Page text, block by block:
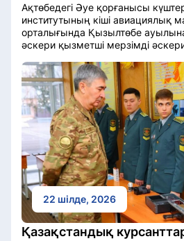
Ақтөбедегі Әуе қорғанысы
институтының кіші авиациялық
орталығында Қызылтөбе
әскери қызметші мерзімді
22 шілде, 2026
Қазақстандық